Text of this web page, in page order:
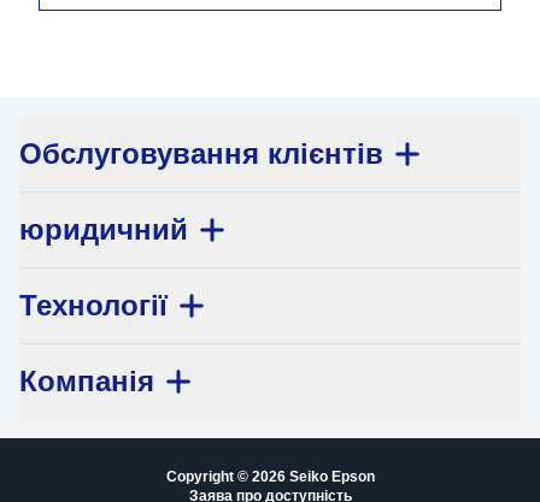
Обслуговування клієнтів
юридичний
Технології
Компанія
Copyright © 2026 Seiko Epson
Заява про доступність